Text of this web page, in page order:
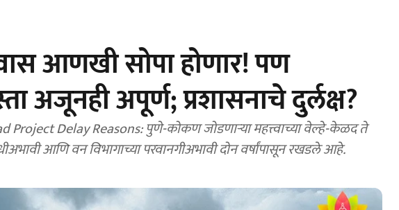
आणखी सोपा होणार! पण
अजूनही अपूर्ण; प्रशासनाचे दुर्लक्ष?
Project Delay Reasons: पुणे-कोकण जोडणाऱ्या महत्त्वाच्या वेल्हे-केळद ते
आणि वन विभागाच्या परवानगीअभावी दोन वर्षांपासून रखडले आहे.